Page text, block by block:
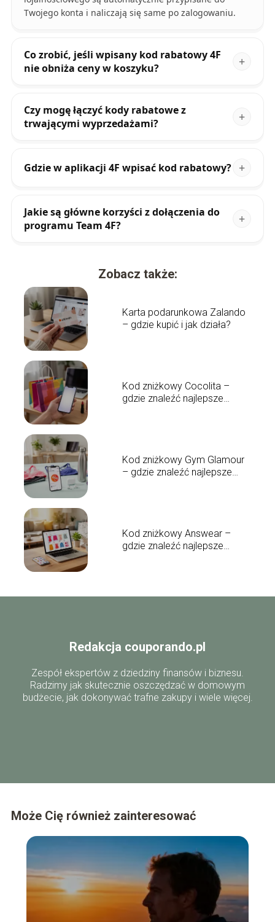
Twojego konta i naliczają się same po zalogowaniu.
Co zrobić, jeśli wpisany kod rabatowy 4F
nie obniża ceny w koszyku?
Czy mogę łączyć kody rabatowe z
trwającymi wyprzedażami?
Gdzie w aplikacji 4F wpisać kod rabatowy?
Jakie są główne korzyści z dołączenia do
programu Team 4F?
Zobacz także:
Karta podarunkowa Zalando
– gdzie kupić i jak działa?
Kod zniżkowy Cocolita –
gdzie znaleźć najlepsze
Kod zniżkowy Gym Glamour
– gdzie znaleźć najlepsze
Kod zniżkowy Answear –
gdzie znaleźć najlepsze
Redakcja couporando.pl
Zespół ekspertów z dziedziny finansów i biznesu.
Radzimy jak skutecznie oszczędzać w domowym
budżecie, jak dokonywać trafne zakupy i wiele więcej.
Może Cię również zainteresować